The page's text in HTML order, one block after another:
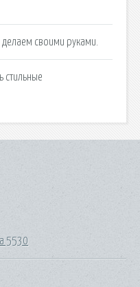
своими руками.
стильные
5530